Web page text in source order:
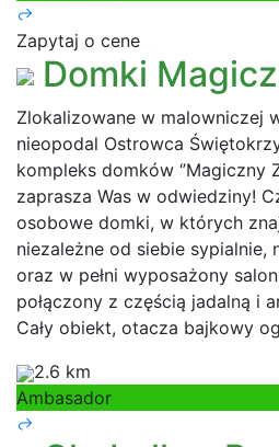
Zapytaj o cene
Domki
Zlokalizowane w malowniczej
nieopodal Ostrowca
kompleks domków ‘’Magiczny
zaprasza Was w odwiedziny!
osobowe domki, w których
niezależne od siebie sypialnie,
oraz w pełni wyposażony
połączony z częścią jadalną i
Cały obiekt, otacza bajkowy
2.6 km
Ambasador